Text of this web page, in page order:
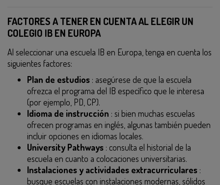
FACTORES A TENER EN CUENTA AL ELEGIR UN
COLEGIO IB EN EUROPA
Al seleccionar una escuela IB en Europa, tenga en cuenta los
siguientes factores:
Plan de estudios : asegúrese de que la escuela
ofrezca el programa del IB específico que le interesa
(por ejemplo, PD, CP).
Idioma de instrucción : si bien muchas escuelas
ofrecen programas en inglés, algunas también pueden
incluir opciones en idiomas locales.
University Pathways : consulta el historial de la
escuela en cuanto a colocaciones universitarias.
Instalaciones y actividades extracurriculares :
busque escuelas con instalaciones modernas, sólidos